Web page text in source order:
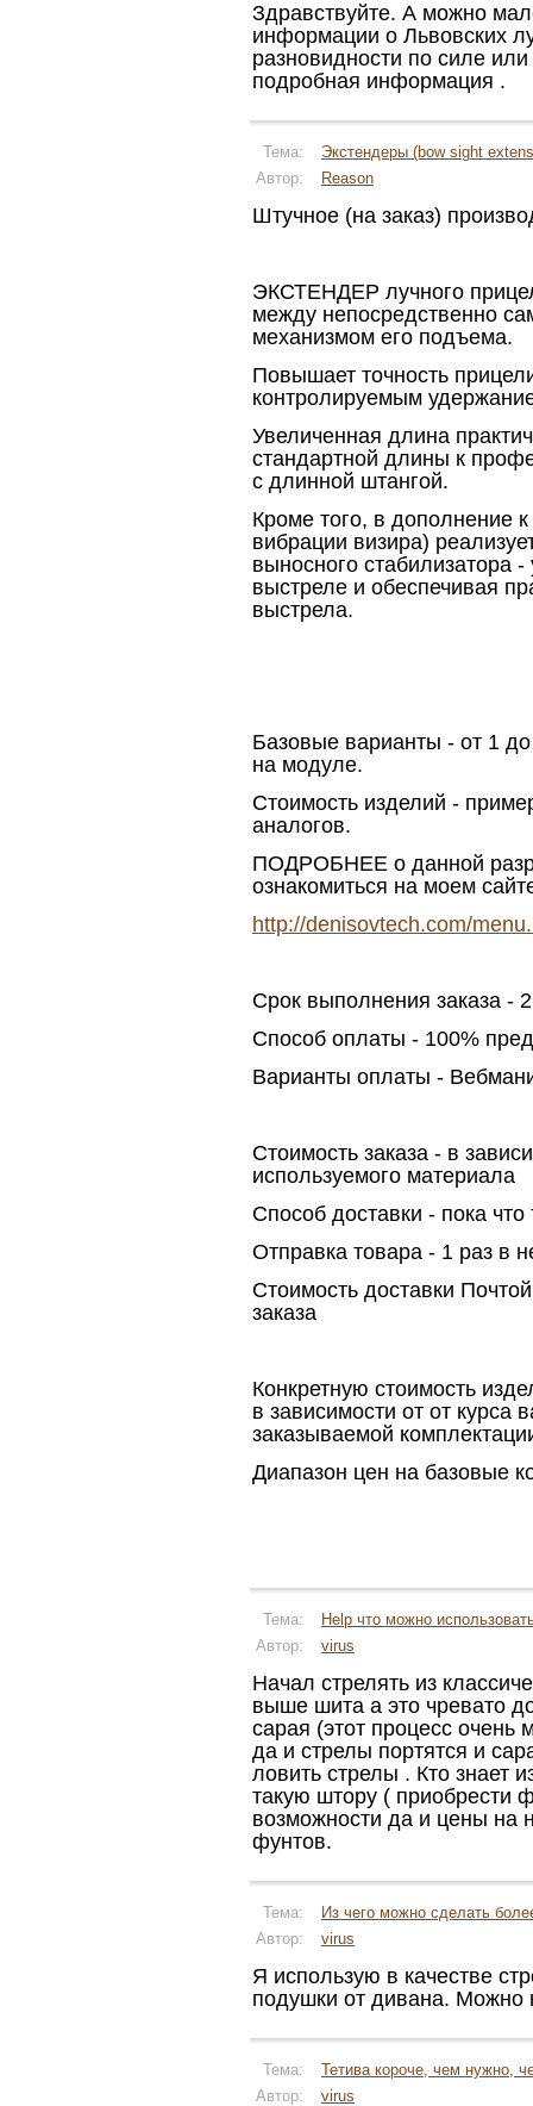
Здравствуйте. А можно
информации о Львовских
разновидности по силе
подробная информация .
Тема:
Экстендеры (bow sight
Автор:
Reason
Штучное (на заказ)
ЭКСТЕНДЕР лучного
между непосредственно
механизмом его подъема.
Повышает точность
контролируемым
Увеличенная длина
стандартной длины к
с длинной штангой.
Кроме того, в дополнение
вибрации визира)
выносного стабилизатора
выстреле и обеспечивая
выстрела.
Базовые варианты - от 1
на модуле.
Стоимость изделий -
аналогов.
ПОДРОБНЕЕ о данной
ознакомиться на моем
http://denisovtech.com/
Срок выполнения заказа -
Способ оплаты - 100%
Варианты оплаты -
Стоимость заказа - в
используемого материала
Способ доставки - пока
Отправка товара - 1 раз в
Стоимость доставки
заказа
Конкретную стоимость
в зависимости от от курса
заказываемой
Диапазон цен на базовые
Тема:
Help что можно
Автор:
virus
Начал стрелять из
выше шита а это чревато
сарая (этот процесс
да и стрелы портятся и
ловить стрелы . Кто знает
такую штору ( приобрести
возможности да и цены на
фунтов.
Тема:
Из чего можно сделать
Автор:
virus
Я использую в качестве
подушки от дивана. Можно
Тема:
Тетива короче, чем нужно,
Автор:
virus